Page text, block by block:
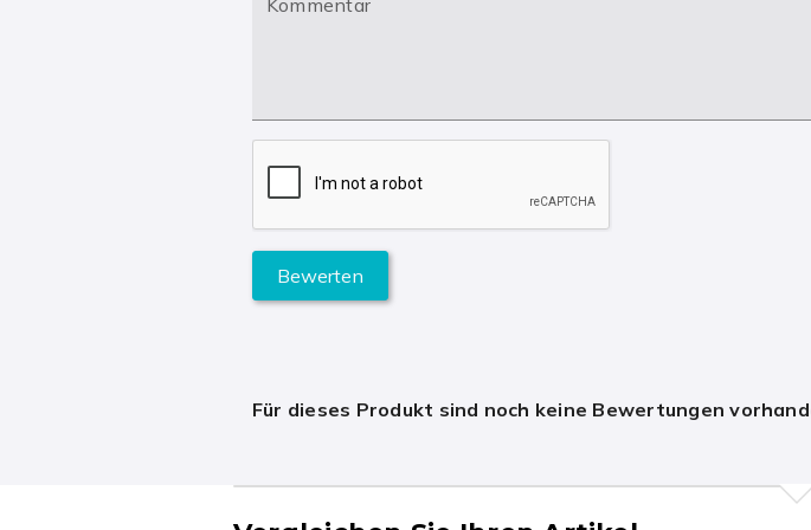
Kommentar
Bewerten
Für dieses Produkt sind noch keine Bewertungen